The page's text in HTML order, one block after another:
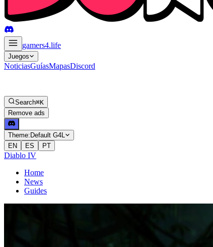
gamers4.life
Juegos
NoticiasGuíasMapasDiscord
Search⌘K
Remove ads
Theme: Default G4L
EN
ES PT
Diablo IV
Home
News
Guides